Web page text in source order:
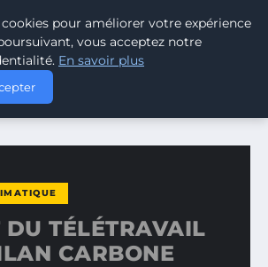
BLOG
CLIMATIQUE
SUR LE BILAN CARBONE
DU TÉLÉTRAVAIL
CARBONE
pour améliorer votre expérience
vous acceptez notre
En savoir plus